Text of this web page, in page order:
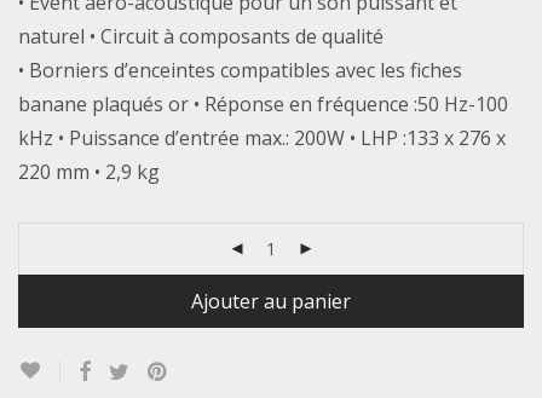
naturel • Circuit à composants de qualité
• Borniers d’enceintes compatibles avec les fiches
banane plaqués or • Réponse en fréquence :50 Hz-100
kHz • Puissance d’entrée max.: 200W • LHP :133 x 276 x
220 mm • 2,9 kg
Ajouter au panier